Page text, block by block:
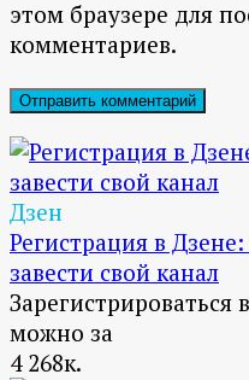
этом браузере для
комментариев.
Дзен
Регистрация в
завести свой канал
Зарегистрироваться
можно за
4 268к.